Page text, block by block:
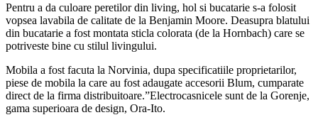
Pentru a da culoare peretilor din living, hol si bucatarie s-a folosit
vopsea lavabila de calitate de la Benjamin Moore. Deasupra blatului
din bucatarie a fost montata sticla colorata (de la Hornbach) care se
potriveste bine cu stilul livingului.
Mobila a fost facuta la Norvinia, dupa specificatiile proprietarilor,
piese de mobila la care au fost adaugate accesorii Blum, cumparate
direct de la firma distribuitoare.”Electrocasnicele sunt de la Gorenje,
gama superioara de design, Ora-Ito.